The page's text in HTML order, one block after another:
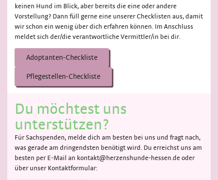
keinen Hund im Blick, aber bereits die eine oder andere
Vorstellung? Dann füll gerne eine unserer Checklisten aus, damit
wir schon ein wenig über dich erfahren können. Im Anschluss
meldet sich der/die verantwortliche Vermittler/in bei dir.
Adoptanten-Checkliste
Pflegestellen-Checkliste
Du möchtest uns
unterstützen?
Für Sachspenden, melde dich am besten bei uns und fragt nach,
was gerade am dringendsten benötigt wird. Du erreichst uns am
besten per E-Mail an kontakt@herzenshunde-hessen.de oder
über unser Kontaktformular: